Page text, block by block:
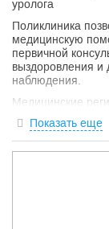
уролога
Поликлиника
медицинскую
первичной
выздоровления и
наблюдения.
Медицинские
для Вас время, а
специалистам в
Показать еще